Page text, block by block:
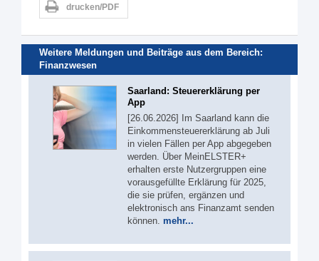
drucken/PDF
Weitere Meldungen und Beiträge aus dem Bereich:
Finanzwesen
Saarland: Steuererklärung per
App
[26.06.2026] Im Saarland kann die
Einkommensteuererklärung ab Juli
in vielen Fällen per App abgegeben
werden. Über MeinELSTER+
erhalten erste Nutzergruppen eine
vorausgefüllte Erklärung für 2025,
die sie prüfen, ergänzen und
elektronisch ans Finanzamt senden
können. mehr...